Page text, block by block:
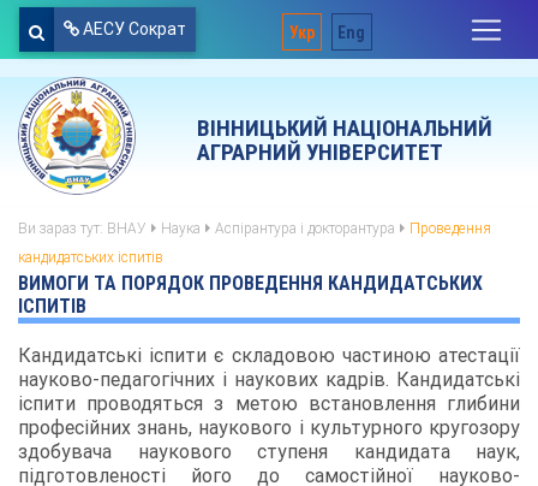
АЕСУ Сократ Укр Eng
ВІННИЦЬКИЙ НАЦІОНАЛЬНИЙ
АГРАРНИЙ УНІВЕРСИТЕТ
Ви зараз тут: ВНАУ Наука Аспірантура і докторантура
Проведення
кандидатських іспитів
ВИМОГИ ТА ПОРЯДОК ПРОВЕДЕННЯ КАНДИДАТСЬКИХ
ІСПИТІВ
Кандидатські іспити є складовою частиною атестації
науково-педагогічних і наукових кадрів. Кандидатські
іспити проводяться з метою встановлення глибини
професійних знань, наукового і культурного кругозору
здобувача наукового ступеня кандидата наук,
підготовленості його до самостійної науково-